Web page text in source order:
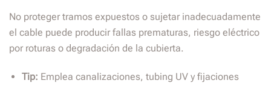
No proteger tramos expuestos o sujetar inadecuadamente
el cable puede producir fallas prematuras, riesgo eléctrico
por roturas o degradación de la cubierta.
Tip: Emplea canalizaciones, tubing UV y fijaciones